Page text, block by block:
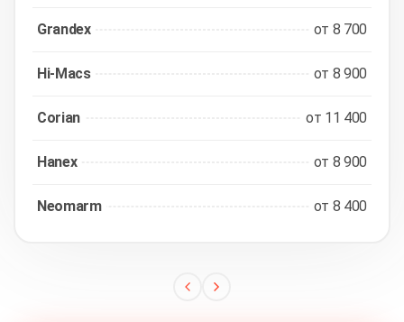
Grandex от 8 700
Hi-Macs от 8 900
Corian от 11 400
Hanex от 8 900
Neomarm от 8 400